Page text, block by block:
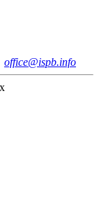
office@ispb.info